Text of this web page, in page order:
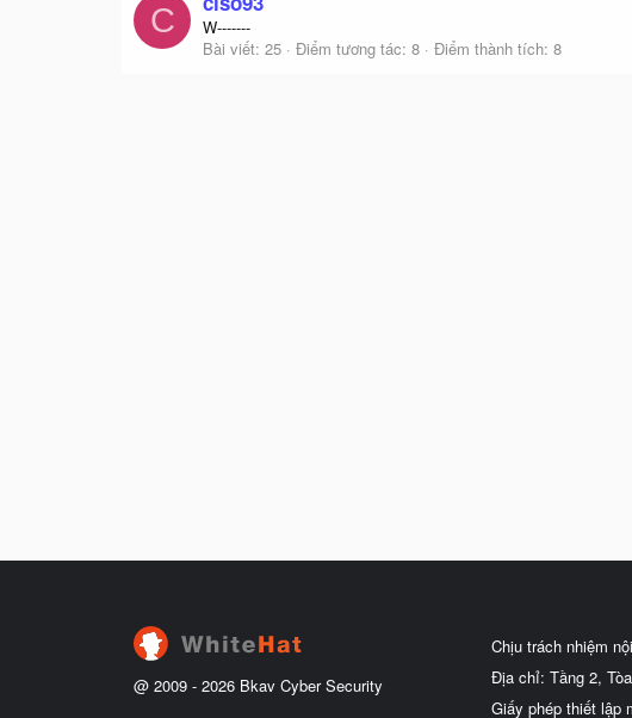
C
W-------
Bài viết 25 Điểm tương tác 8 Điểm thành tích 8
@ 2009 - 2026 Bkav Cyber Security
Chịu trách nhiệm
Địa chỉ: Tầng 2,
Giấy phép thiết lập